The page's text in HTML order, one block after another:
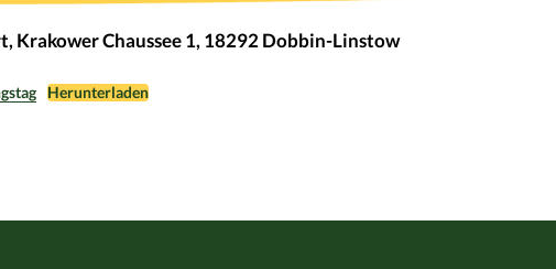
Krakower Chaussee 1, 18292 Dobbin-Linstow
Herunterladen